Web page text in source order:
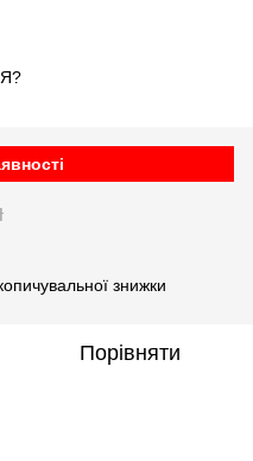
знижки
Порівняти